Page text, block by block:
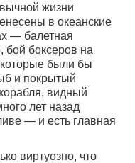
жизни
в океанские
— балетная
бой боксеров на
были бы
и покрытый
видный
лет назад
— и есть главная
виртуозно, что